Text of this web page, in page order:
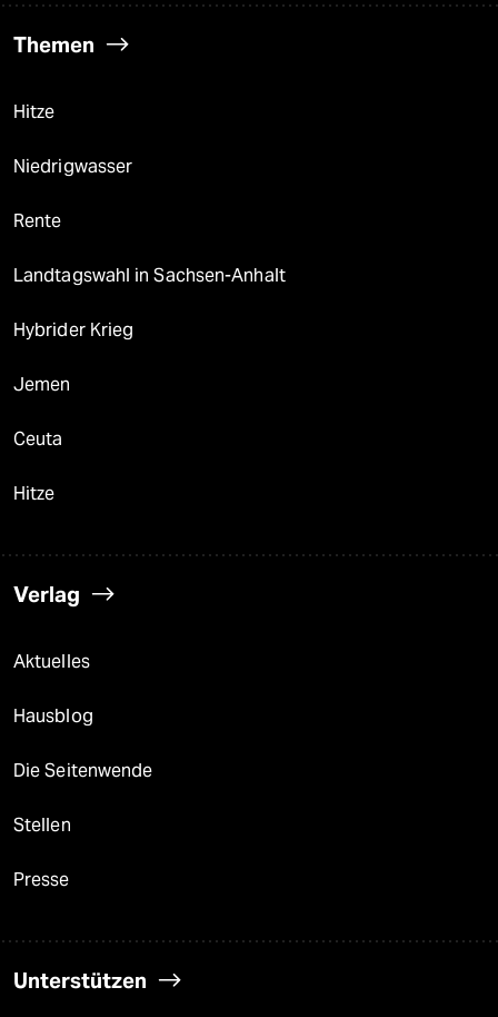
Themen
Hitze
Niedrigwasser
Rente
Landtagswahl in Sachsen-Anhalt
Hybrider Krieg
Jemen
Ceuta
Hitze
Verlag
Aktuelles
Hausblog
Die Seitenwende
Stellen
Presse
Unterstützen